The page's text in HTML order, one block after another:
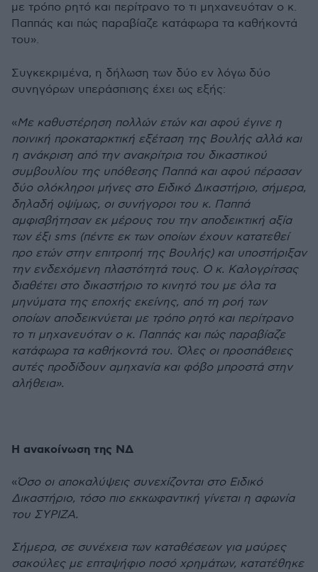
με τρόπο ρητό και περίτρανο το τι μηχανευόταν ο κ.
Παππάς και πώς παραβίαζε κατάφωρα τα καθήκοντά
του».
Συγκεκριμένα, η δήλωση των δύο εν λόγω δύο
συνηγόρων υπεράσπισης έχει ως εξής:
«Με καθυστέρηση πολλών ετών και αφού έγινε η
ποινική προκαταρκτική εξέταση της Βουλής αλλά και
η ανάκριση από την ανακρίτρια του δικαστικού
συμβουλίου της υπόθεσης Παππά και αφού πέρασαν
δύο ολόκληροι μήνες στο Ειδικό Δικαστήριο, σήμερα,
δηλαδή οψίμως, οι συνήγοροι του κ. Παππά
αμφισβήτησαν εκ μέρους του την αποδεικτική αξία
των έξι sms (πέντε εκ των οποίων έχουν κατατεθεί
προ ετών στην επιτροπή της Βουλής) και υποστήριξαν
την ενδεχόμενη πλαστότητά τους. Ο κ. Καλογρίτσας
διαθέτει στο δικαστήριο το κινητό του με όλα τα
μηνύματα της εποχής εκείνης, από τη ροή των
οποίων αποδεικνύεται με τρόπο ρητό και περίτρανο
το τι μηχανευόταν ο κ. Παππάς και πώς παραβίαζε
κατάφωρα τα καθήκοντά του. Όλες οι προσπάθειες
αυτές προδίδουν αμηχανία και φόβο μπροστά στην
αλήθεια».
H ανακοίνωση της ΝΔ
«Όσο οι αποκαλύψεις συνεχίζονται στο Ειδικό
Δικαστήριο, τόσο πιο εκκωφαντική γίνεται η αφωνία
του ΣΥΡΙΖΑ.
Σήμερα, σε συνέχεια των καταθέσεων για μαύρες
σακούλες με επταψήφιο ποσό χρημάτων, κατατέθηκε